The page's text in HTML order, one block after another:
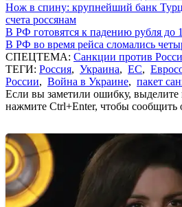
Нож в спину: крупнейший банк
счета россянам
В РФ готовятся к падению рубля до
В РФ во время рейса сломались
СПЕЦТЕМА: Санкции против
ТЕГИ: Россия, Украина, ЕС,
России, Война в Украине, пакет
Если вы заметили ошибку, выделите
нажмите Ctrl+Enter, чтобы сообщить